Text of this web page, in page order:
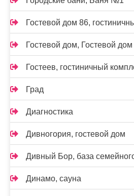
Гостевой дом 86,
Гостевой дом, Гостевой дом
Гостеев, гостиничный
Град
Диагностика
Дивногория, гостевой дом
Дивный Бор, база
Динамо, сауна